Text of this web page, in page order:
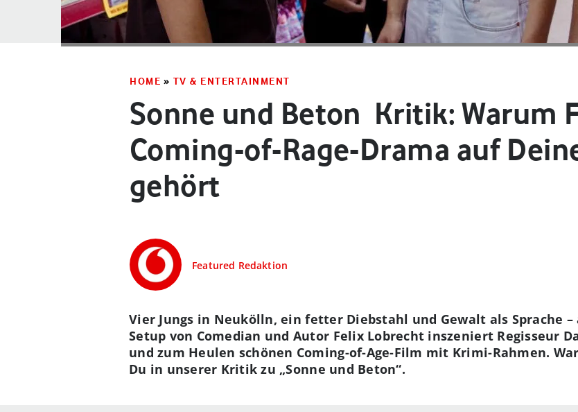
HOME » TV & ENTERTAINMENT
Sonne und Beton ­ Kritik: Warum
Coming-of-Rage-Drama auf
gehört
Featured Redaktion
Vier Jungs in Neukölln, ein fetter Diebstahl und Gewalt als Sprache
Setup von Comedian und Autor Felix Lobrecht inszeniert Regisseur
und zum Heulen schönen Coming-of-Age-Film mit Krimi-Rahmen.
Du in unserer Kritik zu „Sonne und Beton“.